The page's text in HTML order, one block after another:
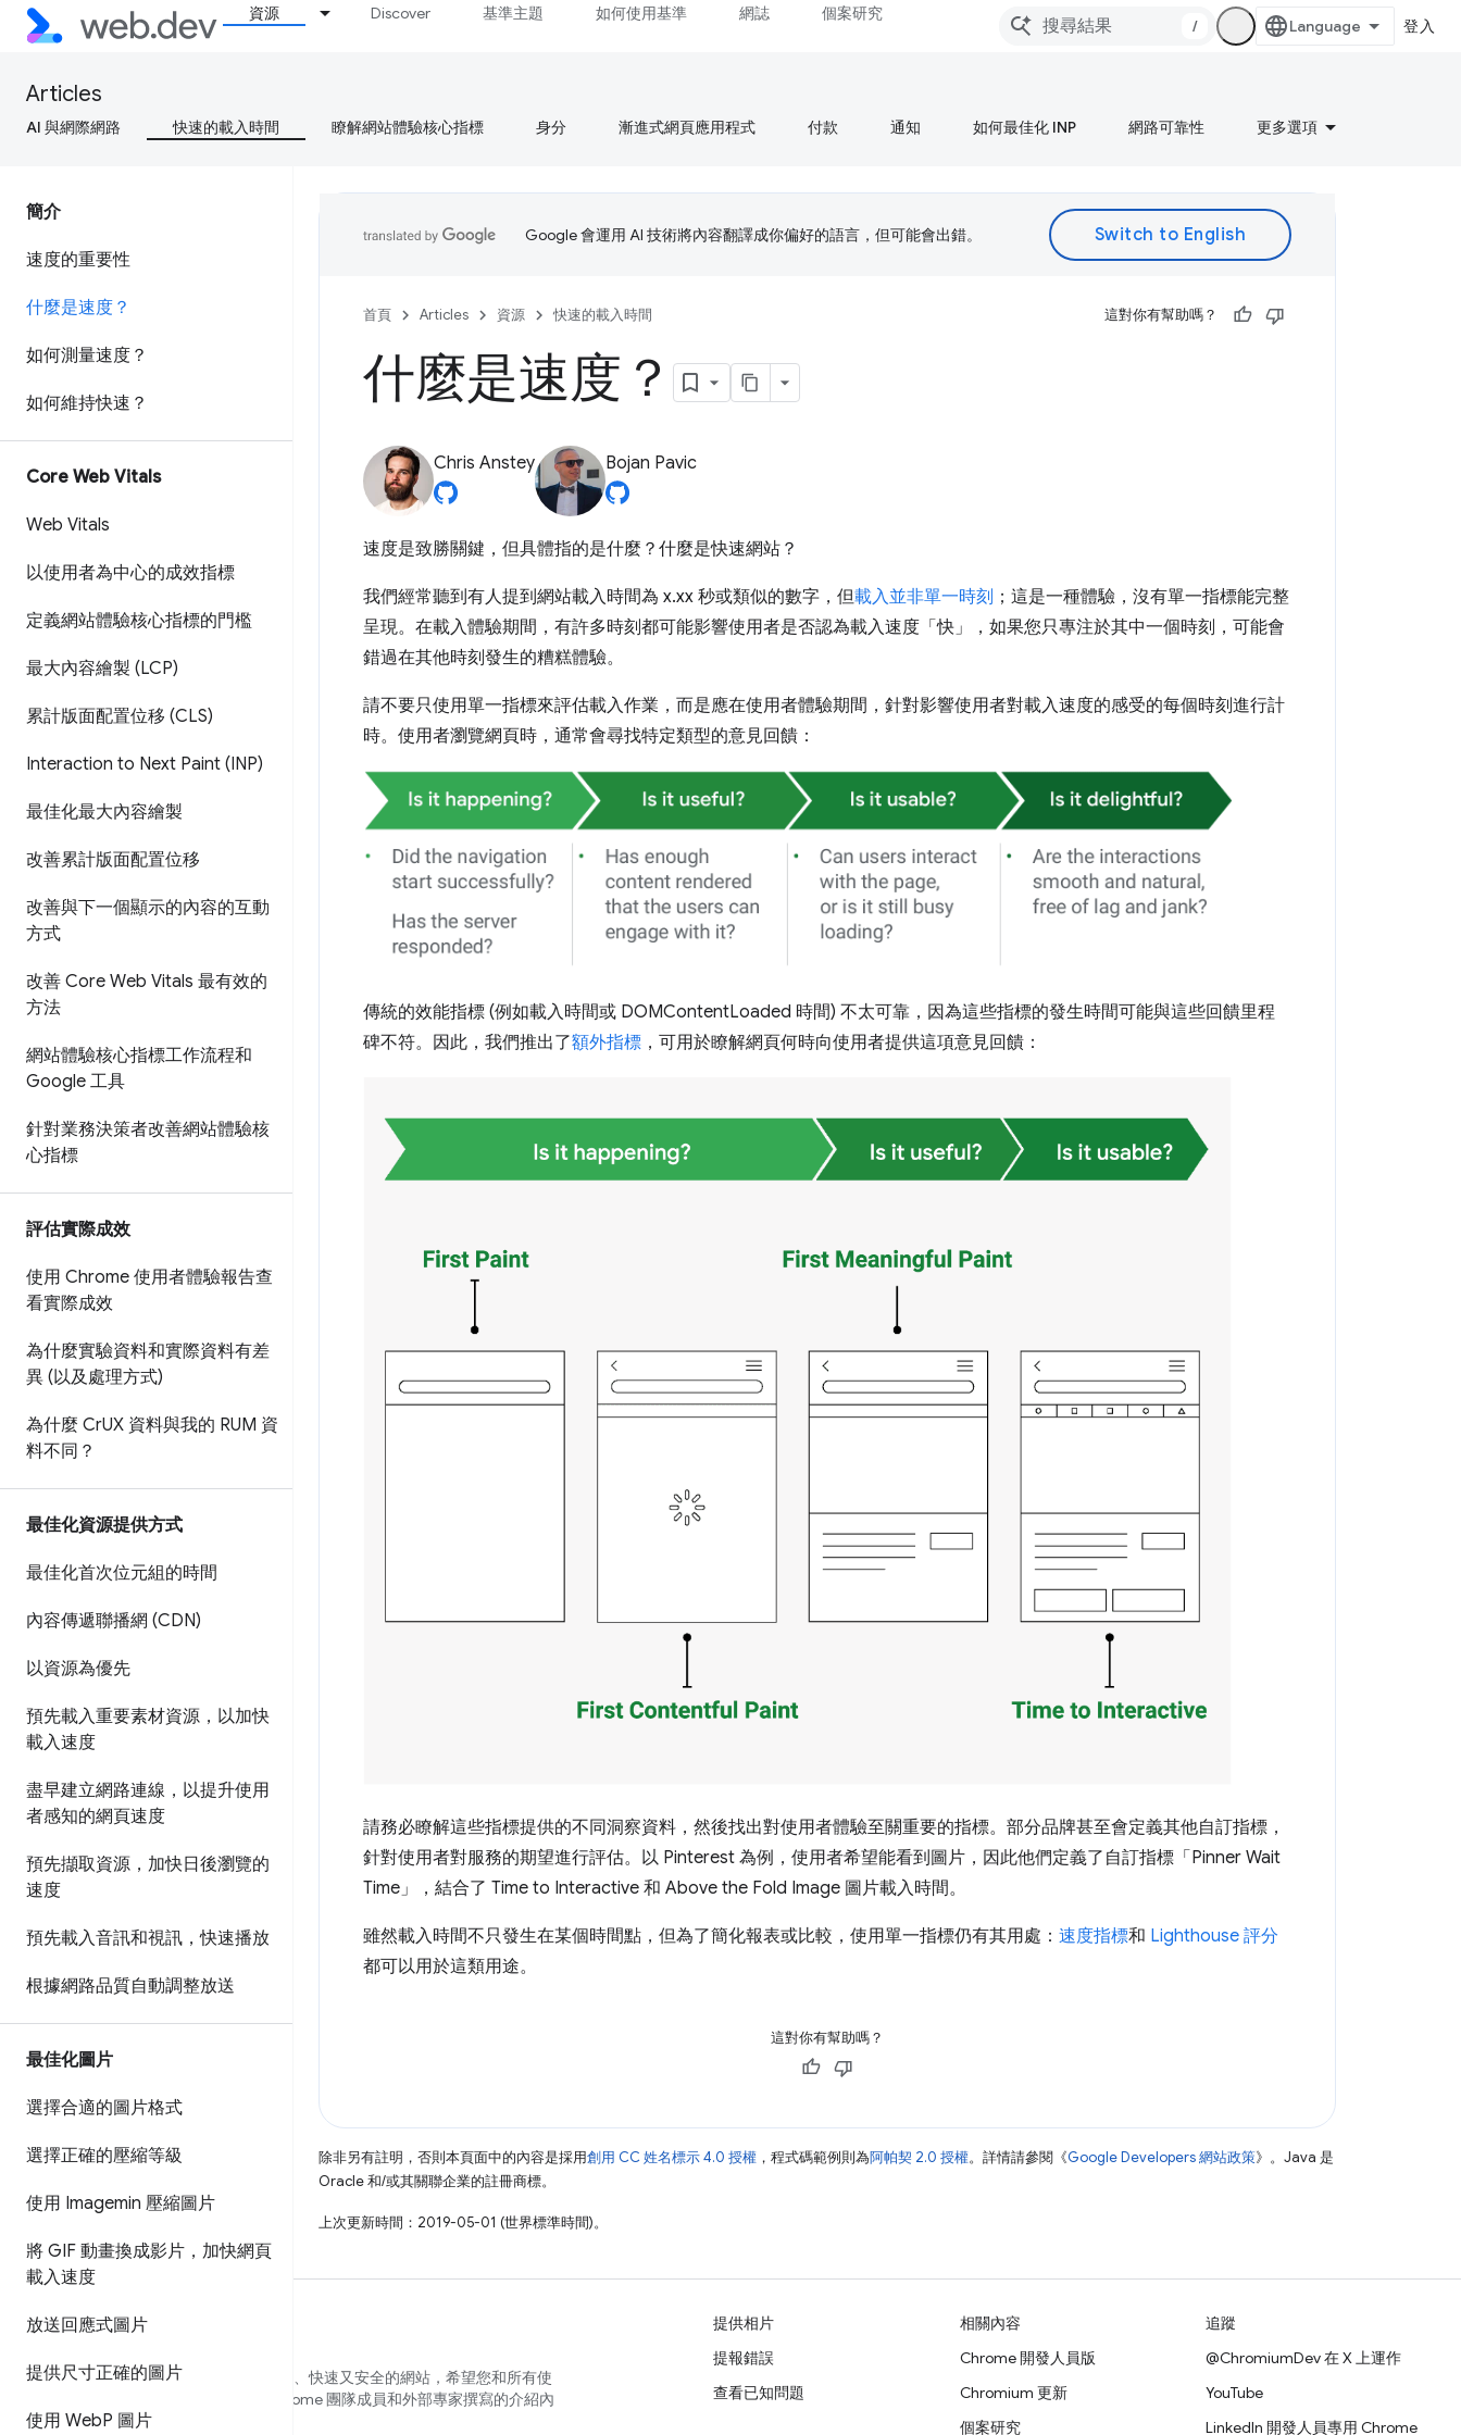
資源 Discover 基準主題 如何使用基準 網誌 個案研究
/ 登入
Articles
AI 與網際網路 快速的載入時間 瞭解網站體驗核心指標 身分 漸進式網頁應用程式 付款 通知 如何最佳化 INP 網路可靠性 更多選項
簡介
速度的重要性
什麼是速度？
如何測量速度？
如何維持快速？
Core Web Vitals
Web Vitals
以使用者為中心的成效指標
定義網站體驗核心指標的門檻
最大內容繪製 (LCP)
累計版面配置位移 (CLS)
Interaction to Next Paint (INP)
最佳化最大內容繪製
改善累計版面配置位移
改善與下一個顯示的內容的互動
方式
改善 Core Web Vitals 最有效的
方法
網站體驗核心指標工作流程和
Google 工具
針對業務決策者改善網站體驗核
心指標
評估實際成效
使用 Chrome 使用者體驗報告查
看實際成效
為什麼實驗資料和實際資料有差
異 (以及處理方式)
為什麼 CrUX 資料與我的 RUM 資
料不同？
最佳化資源提供方式
最佳化首次位元組的時間
內容傳遞聯播網 (CDN)
以資源為優先
預先載入重要素材資源，以加快
載入速度
盡早建立網路連線，以提升使用
者感知的網頁速度
預先擷取資源，加快日後瀏覽的
速度
預先載入音訊和視訊，快速播放
根據網路品質自動調整放送
最佳化圖片
選擇合適的圖片格式
選擇正確的壓縮等級
使用 Imagemin 壓縮圖片
將 GIF 動畫換成影片，加快網頁
載入速度
放送回應式圖片
提供尺寸正確的圖片
使用 WebP 圖片
Google 會運用 AI 技術將內容翻譯成你偏好的語言，但可能會出錯。
首頁 Articles 資源 快速的載入時間 這對你有幫助嗎？
什麼是速度？
Chris Anstey Bojan Pavic
速度是致勝關鍵，但具體指的是什麼？什麼是快速網站？
我們經常聽到有人提到網站載入時間為 x.xx 秒或類似的數字，但載入並非單一時刻 ；這是一種體驗，沒有單一指標能完整
呈現。在載入體驗期間，有許多時刻都可能影響使用者是否認為載入速度「快」，如果您只專注於其中一個時刻，可能會
錯過在其他時刻發生的糟糕體驗。
請不要只使用單一指標來評估載入作業，而是應在使用者體驗期間，針對影響使用者對載入速度的感受的每個時刻進行計
時。使用者瀏覽網頁時，通常會尋找特定類型的意見回饋：
傳統的效能指標 (例如載入時間或 DOMContentLoaded 時間) 不太可靠，因為這些指標的發生時間可能與這些回饋里程
碑不符。因此，我們推出了額外指標 ，可用於瞭解網頁何時向使用者提供這項意見回饋：
請務必瞭解這些指標提供的不同洞察資料，然後找出對使用者體驗至關重要的指標。部分品牌甚至會定義其他自訂指標，
針對使用者對服務的期望進行評估。以 Pinterest 為例，使用者希望能看到圖片，因此他們定義了自訂指標「Pinner Wait
Time」
，結合了 Time to Interactive 和 Above the Fold Image 圖片載入時間。
雖然載入時間不只發生在某個時間點，但為了簡化報表或比較，使用單一指標仍有其用處： 速度指標和 Lighthouse 評分
都可以用於這類用途。
這對你有幫助嗎？
除非另有註明，否則本頁面中的內容是採用創用 CC 姓名標示 4.0 授權 ，程式碼範例則為阿帕契 2.0 授權。詳情請參閱《Google Developers 網站政策》。Java 是
Oracle 和/或其關聯企業的註冊商標。
上次更新時間：2019-05-01 (世界標準時間)。
我們希望能協助您打造美觀、容易存取、快速又安全的網站，希望您和所有使
用者都能跨瀏覽器使用。本網站是 Chrome 團隊成員和外部專家撰寫的介紹內
容，希望能協助您展開旅程。
提供相片
提報錯誤
查看已知問題
相關內容
Chrome 開發人員版
Chromium 更新
個案研究
追蹤
@ChromiumDev 在 X 上運作
YouTube
LinkedIn 開發人員專用 Chrome